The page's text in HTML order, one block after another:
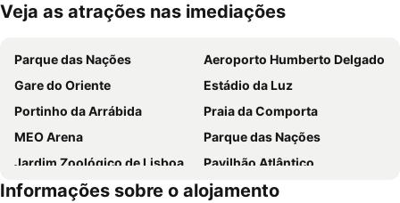
Ampliar mapa
Veja as atrações nas imediações
Parque das Nações
Aeroporto Humberto Delgado
Gare do Oriente
Estádio da Luz
Portinho da Arrábida
Praia da Comporta
MEO Arena
Parque das Nações
Jardim Zoológico de Lisboa
Pavilhão Atlântico
Passeio Marítimo de Algés
Benfica
Informações sobre o alojamento